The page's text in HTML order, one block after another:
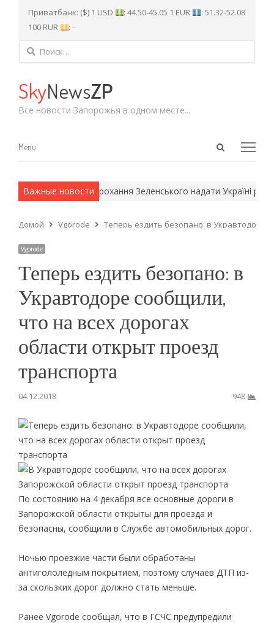
Приватбанк: ($) 1 USD : 44.50-45.05 1 EUR
: 51.32-52.08
100 RUR
: -
Найти:
SkyNewsZP
Все новости Запорожья в одном месте...
Open
Menu
Menu
Важные новости
Трамп відповів на прохання Зеленського надати Україні
Домой Vgorode Теперь ездить безопано: в Укравтодоре
Vgorode
Теперь ездить безопано: в
Укравтодоре сообщили,
что на всех дорогах
области открыт проезд
транспорта
04.12.2018 948
По состоянию на 4 декабря все основные дороги в
Запорожской области открыты для проезда и
безопасны, сообщили в Службе автомобильных дорог.
Ночью проезжие части были обработаны
антигололедным покрытием, поэтому случаев ДТП из-
за скользких дорог должно стать меньше.
Ранее Vgorode сообщал, что в ГСЧС предупредили